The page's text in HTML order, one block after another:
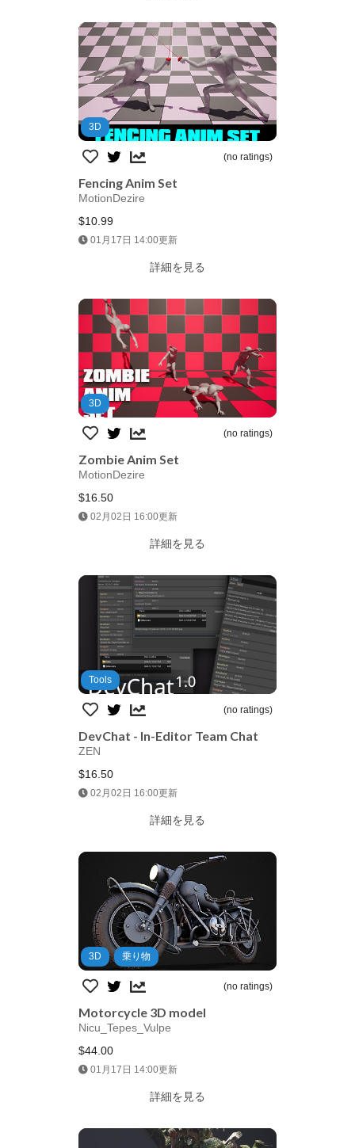
3D
(no ratings)
Fencing Anim Set
MotionDezire
$10.99
01月17日 14:00更新
詳細を見る
Jump AssetStore
3D
(no ratings)
Zombie Anim Set
MotionDezire
$16.50
02月02日 16:00更新
詳細を見る
Jump AssetStore
Tools
(no ratings)
DevChat - In-Editor Team Chat
ZEN
$16.50
02月02日 16:00更新
詳細を見る
Jump AssetStore
3D 乗り物
(no ratings)
Motorcycle 3D model
Nicu_Tepes_Vulpe
$44.00
01月17日 14:00更新
詳細を見る
Jump AssetStore